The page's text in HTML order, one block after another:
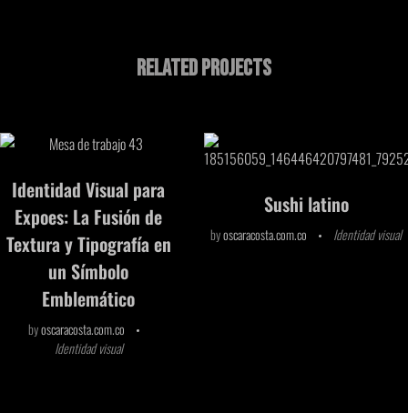
Related Projects
Identidad Visual para
Expoes: La Fusión de
Textura y Tipografía en
un Símbolo
Emblemático
byoscaracosta.com.co
Identidad visual
Sushi latino
byoscaracosta.com.co Identidad visual